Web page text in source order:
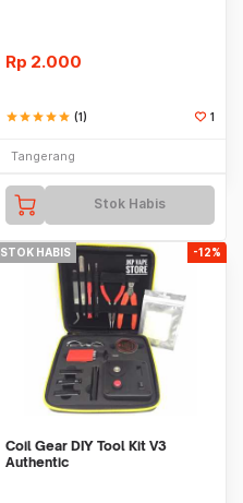
Rp 2.000
starstarstarstarstar (1) 1
Tangerang
Stok Habis
STOK HABIS -12%
Coil Gear DIY Tool Kit V3
Authentic